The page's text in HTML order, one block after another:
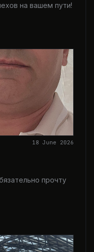
на вашем пути!
18 June 2026
прочту